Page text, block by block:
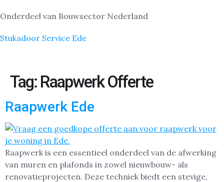
Onderdeel van Bouwsector Nederland
Stukadoor Service Ede
Tag: Raapwerk Offerte
Raapwerk Ede
Raapwerk is een essentieel onderdeel van de afwerking
van muren en plafonds in zowel nieuwbouw- als
renovatieprojecten. Deze techniek biedt een stevige,